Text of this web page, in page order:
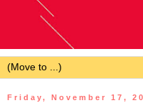
Friday, November 17,